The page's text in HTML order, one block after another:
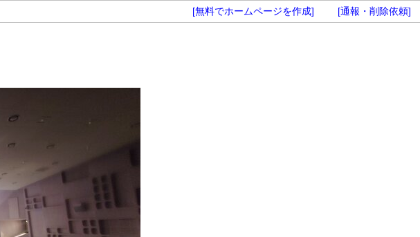
[無料でホームページを作成] [通報・削除依頼]